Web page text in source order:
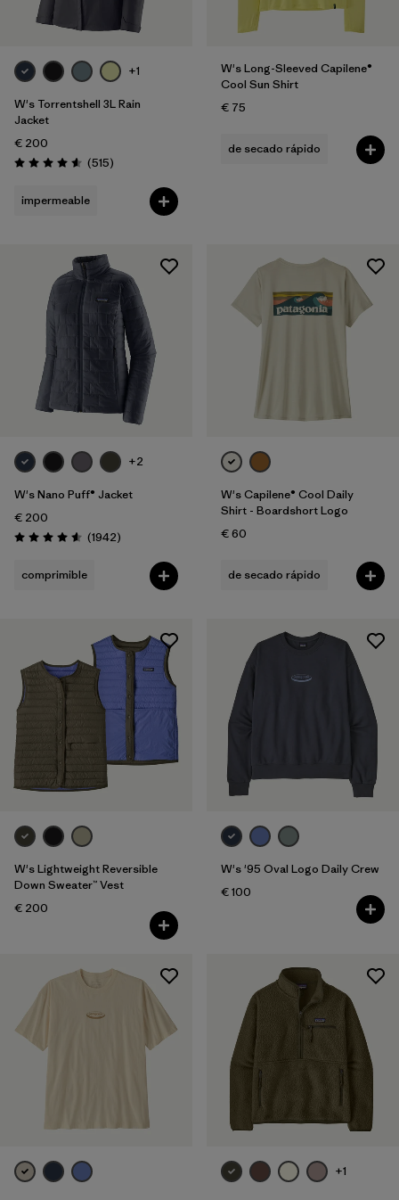
+1
W's Torrentshell 3L Rain
Jacket
€ 200
Puntuación: 4.6 / 5
(515Reseñas
)
impermeable
W's Long-Sleeved Capilene®
Cool Sun Shirt
€ 75
de secado rápido
+2
W's Nano Puff® Jacket
€ 200
Puntuación: 4.6 / 5
(1942Reseñas
)
comprimible
W's Capilene® Cool Daily
Shirt - Boardshort Logo
€ 60
de secado rápido
W's Lightweight Reversible
Down Sweater™ Vest
€ 200
W's '95 Oval Logo Daily Crew
€ 100
+1